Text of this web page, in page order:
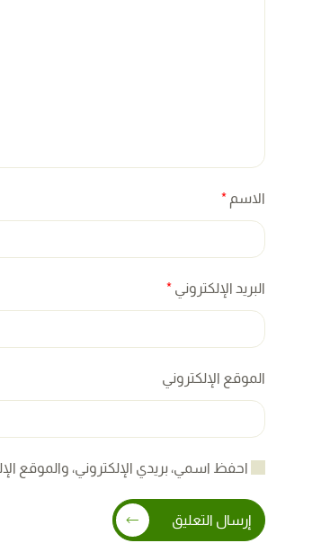
الاسم *
البريد الإلكتروني *
الموقع الإلكتروني
احفظ اسمي، بريدي الإلكتروني، والموقع
إرسال التعليق